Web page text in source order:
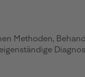
Methoden,